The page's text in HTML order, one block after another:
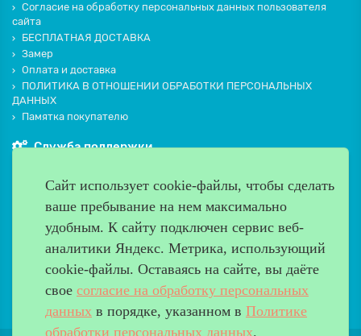
Согласие на обработку персональных данных пользователя
сайта
БЕСПЛАТНАЯ ДОСТАВКА
Замер
Оплата и доставка
ПОЛИТИКА В ОТНОШЕНИИ ОБРАБОТКИ ПЕРСОНАЛЬНЫХ
ДАННЫХ
Памятка покупателю
Служба поддержки
Производители
Дополнительно
Наш адрес
Работаем с 9:00 до 20:00
8 (499) 685-33-26
Сайт использует cookie-файлы, чтобы сделать
ваше пребывание на нем максимально
удобным. К cайту подключен сервис веб-
аналитики Яндекс. Метрика, использующий
cookie-файлы. Оставаясь на сайте, вы даёте
свое согласие на обработку персональных
данных в порядке, указанном в Политике
обработки персональных данных.